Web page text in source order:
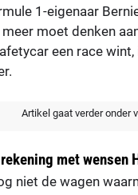
1-eigenaar
moet denken
een race wint,
Artikel gaat verder onder
met wensen
niet de wagen